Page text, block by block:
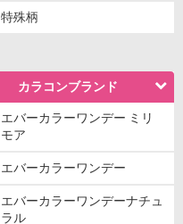
特殊柄
カラコンブランド
エバーカラーワンデー ミリ
モア
エバーカラーワンデー
エバーカラーワンデーナチュ
ラル